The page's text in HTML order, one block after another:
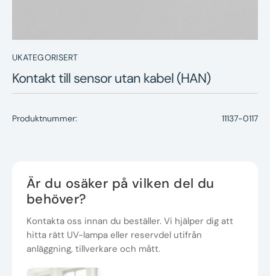
UKATEGORISERT
Kontakt till sensor utan kabel (HAN)
Produktnummer: 11137-0117
Är du osäker på vilken del du
behöver?
Kontakta oss innan du beställer. Vi hjälper dig att
hitta rätt UV-lampa eller reservdel utifrån
anläggning, tillverkare och mått.